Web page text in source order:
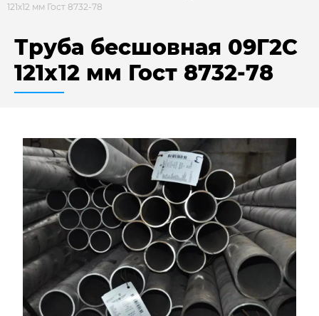
ДОСТАВКА И ОПЛАТА
НАШИ ОБЪЕКТЫ
ОТЗЫВЫ
О НАС
БЛОГ
КОНТАКТЫ
121х12 мм Гост 8732-78
Труба бесшовная 09Г2С
121х12 мм Гост 8732-78